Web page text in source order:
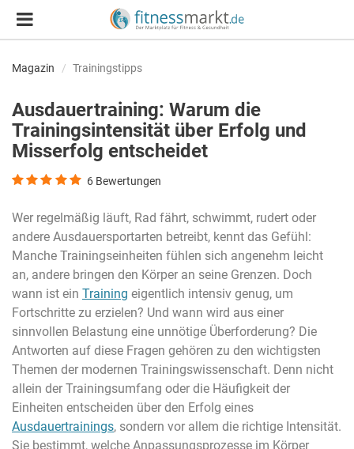
Magazin Trainingstipps
Ausdauertraining: Warum die
Trainingsintensität über Erfolg und
Misserfolg entscheidet
6Bewertungen
Wer regelmäßig läuft, Rad fährt, schwimmt, rudert oder
andere Ausdauersportarten betreibt, kennt das Gefühl:
Manche Trainingseinheiten fühlen sich angenehm leicht
an, andere bringen den Körper an seine Grenzen. Doch
wann ist ein Training eigentlich intensiv genug, um
Fortschritte zu erzielen? Und wann wird aus einer
sinnvollen Belastung eine unnötige Überforderung? Die
Antworten auf diese Fragen gehören zu den wichtigsten
Themen der modernen Trainingswissenschaft. Denn nicht
allein der Trainingsumfang oder die Häufigkeit der
Einheiten entscheiden über den Erfolg eines
Ausdauertrainings, sondern vor allem die richtige Intensität.
Sie bestimmt, welche Anpassungsprozesse im Körper